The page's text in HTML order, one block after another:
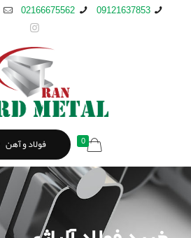
09121637853
02166675562
0 فولاد و آهن